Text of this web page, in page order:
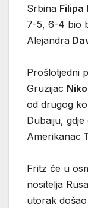
Srbina Filipa
7-5, 6-4 bio
Alejandra
Prošlotjedni
Gruzijac
od drugog
Dubaiju,
Amerikanac
Fritz će u
nositelja Rusa
utorak